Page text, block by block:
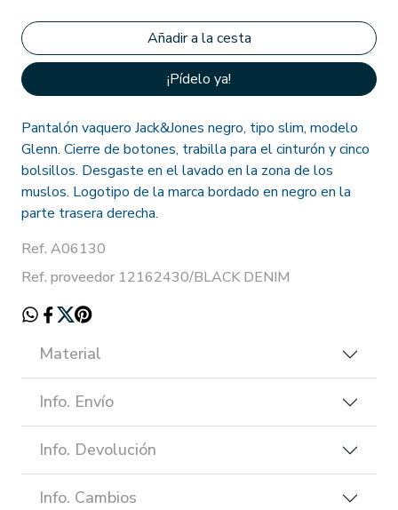
¡Pídelo ya!
Pantalón vaquero Jack&Jones negro, tipo slim, modelo
Glenn. Cierre de botones, trabilla para el cinturón y cinco
bolsillos. Desgaste en el lavado en la zona de los
muslos. Logotipo de la marca bordado en negro en la
parte trasera derecha.
Ref. A06130
Ref. proveedor 12162430/BLACK DENIM
Material
Info. Envío
Info. Devolución
Info. Cambios